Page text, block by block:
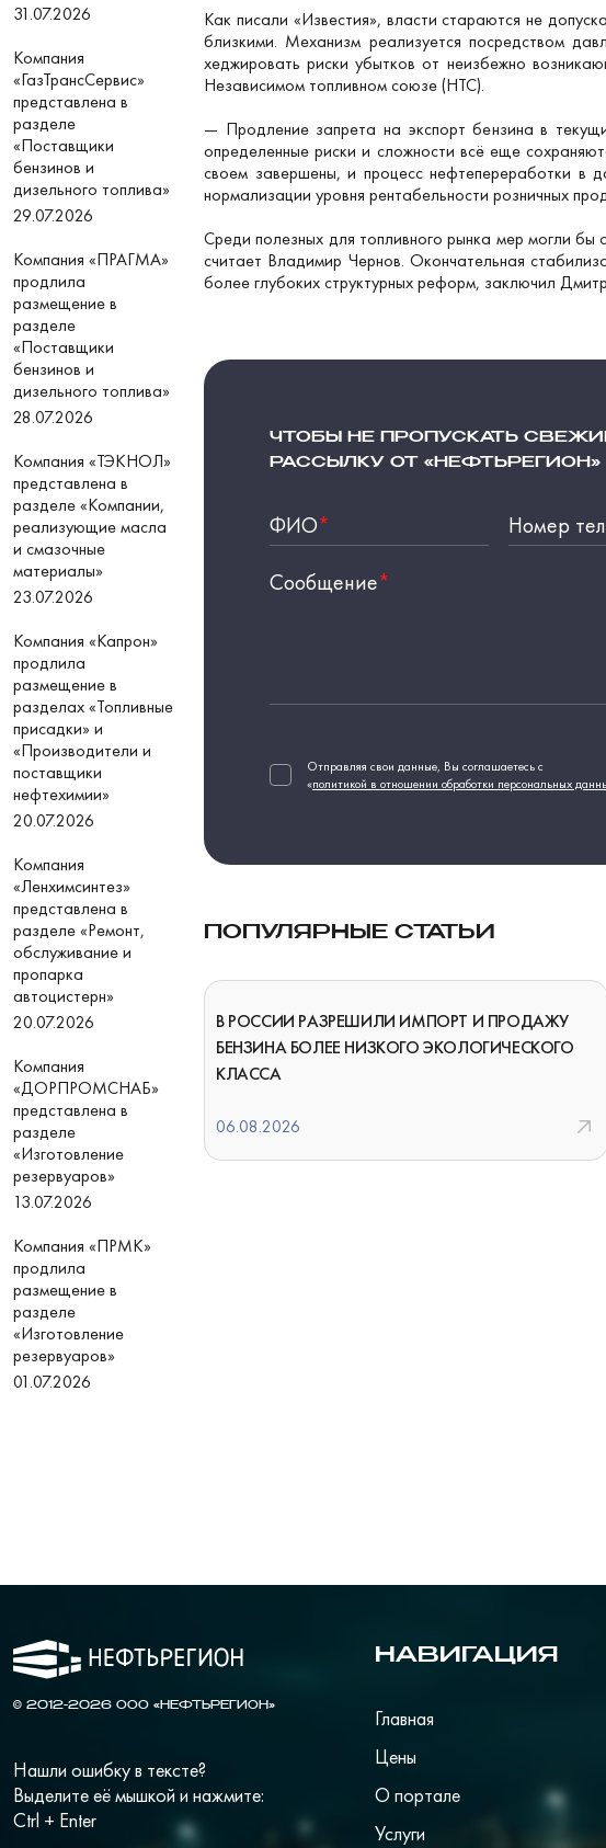
31.07.2026
Компания
«ГазТрансСервис»
представлена в
разделе
«Поставщики
бензинов и
дизельного топлива»
29.07.2026
Компания «ПРАГМА»
продлила
размещение в
разделе
«Поставщики
бензинов и
дизельного топлива»
28.07.2026
Компания «ТЭКНОЛ»
представлена в
разделе «Компании,
реализующие масла
и смазочные
материалы»
23.07.2026
Компания «Капрон»
продлила
размещение в
разделах «Топливные
присадки» и
«Производители и
поставщики
нефтехимии»
20.07.2026
Компания
«Ленхимсинтез»
представлена в
разделе «Ремонт,
обслуживание и
пропарка
автоцистерн»
20.07.2026
Компания
«ДОРПРОМСНАБ»
представлена в
разделе
«Изготовление
резервуаров»
13.07.2026
Компания «ПРМК»
продлила
размещение в
разделе
«Изготовление
резервуаров»
01.07.2026
Как писали «Известия», власти стараются не
близкими. Механизм реализуется посредством
хеджировать риски убытков от неизбежно
Независимом топливном союзе (НТС).
— Продление запрета на экспорт бензина в
определенные риски и сложности всё еще
своем завершены, и процесс нефтепереработки в
нормализации уровня рентабельности розничных
Среди полезных для топливного рынка мер могли
считает Владимир Чернов. Окончательная
более глубоких структурных реформ, заключил
ЧТОБЫ НЕ ПРОПУСКАТЬ
РАССЫЛКУ ОТ «НЕФТЬРЕГИОН»
ФИО* Номер
Сообщение*
Отправляя свои данные, Вы соглашаетесь с
«политикой в отношении обработки персональных
ПОПУЛЯРНЫЕ СТАТЬИ
В РОССИИ РАЗРЕШИЛИ ИМПОРТ И ПРОДАЖУ
БЕНЗИНА БОЛЕЕ НИЗКОГО ЭКОЛОГИЧЕСКОГО
КЛАССА
06.08.2026
© 2012-2026 ООО «НЕФТЬРЕГИОН»
Нашли ошибку в тексте?
Выделите её мышкой и нажмите:
Ctrl + Enter
НАВИГАЦИЯ
Главная
Цены
О портале
Услуги